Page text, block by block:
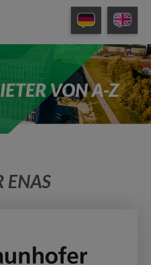
VON A-Z
ENAS